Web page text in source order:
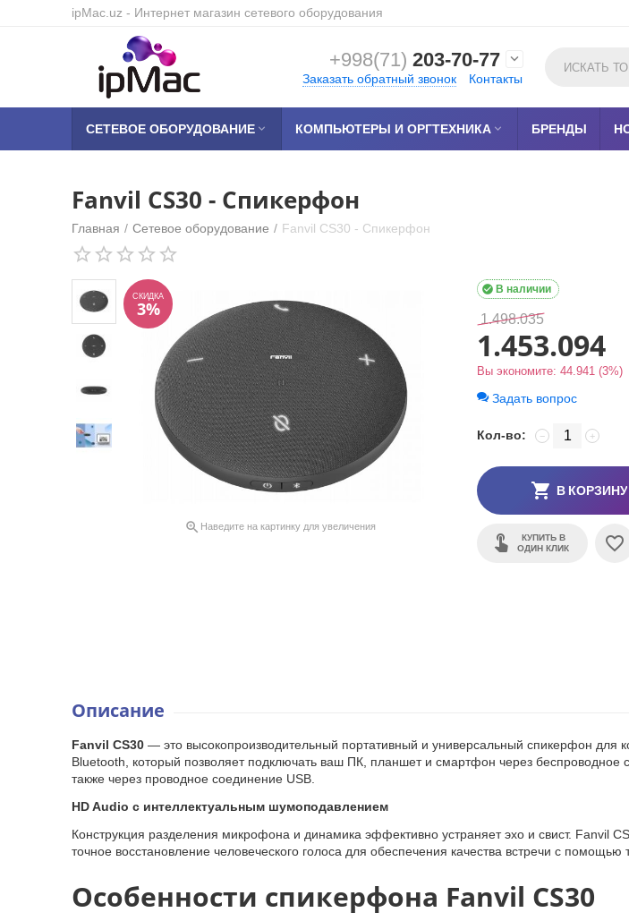
ipMac.uz - Интернет магазин сетевого оборудования
+998(71) 203-70-77 
Заказать обратный звонок Контакты
СЕТЕВОЕ ОБОРУДОВАНИЕ  КОМПЬЮТЕРЫ И ОРГТЕХНИКА  БРЕНДЫ
Fanvil CS30 - Спикерфон
Главная / Сетевое оборудование / Fanvil CS30 - Спикерфон
3%
 Наведите на картинку для увеличения
В наличии

1.498.035
1.453.094
Вы экономите:44.941 (3%)
Задать вопрос
Кол-во: +
−
В КОРЗИНУ
КУПИТЬ В
ОДИН КЛИК
Описание
Fanvil CS30 — это высокопроизводительный портативный и универсальный спикерфон для
Bluetooth, который позволяет подключать ваш ПК, планшет и смартфон через беспроводное
также через проводное соединение USB.
HD Audio с интеллектуальным шумоподавлением
Конструкция разделения микрофона и динамика эффективно устраняет эхо и свист. Fanvil
точное восстановление человеческого голоса для обеспечения качества встречи с помощью
Особенности спикерфона Fanvil CS30